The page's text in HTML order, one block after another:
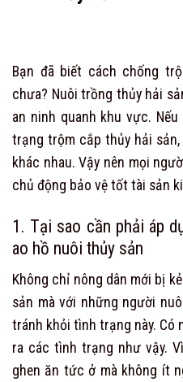
Bạn đã biết cách chống
chưa? Nuôi trồng thủy hải
an ninh quanh khu vực.
trạng trộm cắp thủy hải
khác nhau. Vậy nên mọi
chủ động bảo vệ tốt tài sản
1. Tại sao cần phải áp
ao hồ nuôi thủy sản
Không chỉ nông dân mới bị
sản mà với những người
tránh khỏi tình trạng này. Có
ra các tình trạng như vậy.
ghen ăn tức ở mà không ít